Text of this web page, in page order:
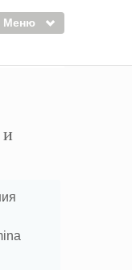
Меню